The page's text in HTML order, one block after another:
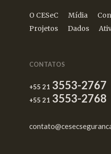
O CESeC Mídia
Projetos
Dados
CONTATOS
+55 21 3553-2767
+55 21 3553-2768